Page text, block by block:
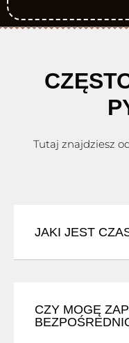
Tutaj znajdziesz
JAKI JEST
CZY MOGĘ